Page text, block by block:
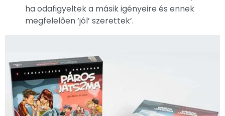
ha odafigyeltek a másik igényeire és ennek
megfelelően ’jól’ szerettek’.